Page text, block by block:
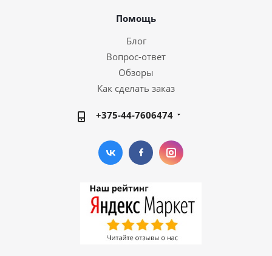
Помощь
Блог
Вопрос-ответ
Обзоры
Как сделать заказ
+375-44-7606474